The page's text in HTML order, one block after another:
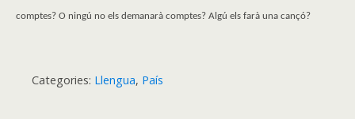
comptes? O ningú no els demanarà comptes? Algú els farà una cançó?
Categories: Llengua, País